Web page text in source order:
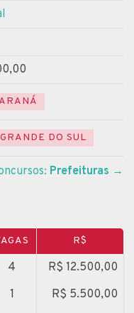
DO SUL
Prefeituras →
R$
4
R$ 12.500,00
1
R$ 5.500,00